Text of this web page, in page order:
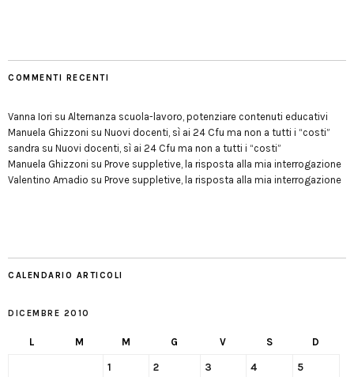
COMMENTI RECENTI
Vanna Iori su Alternanza scuola-lavoro, potenziare contenuti educativi
Manuela Ghizzoni su Nuovi docenti, sì ai 24 Cfu ma non a tutti i “costi”
sandra su Nuovi docenti, sì ai 24 Cfu ma non a tutti i “costi”
Manuela Ghizzoni su Prove suppletive, la risposta alla mia interrogazione
Valentino Amadio su Prove suppletive, la risposta alla mia interrogazione
CALENDARIO ARTICOLI
DICEMBRE 2010
L M M G V S D
1 2 3 4 5